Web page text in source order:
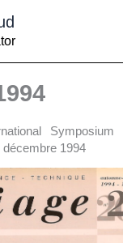
décembre 1994